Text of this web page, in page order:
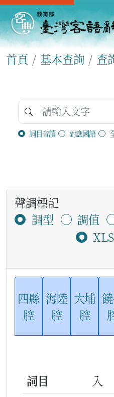
首頁 基本查詢 查
詞目音讀 對應國語
聲調標記
調型
調值
XLS
四縣
腔
海陸
腔
大埔
腔
詞目
入